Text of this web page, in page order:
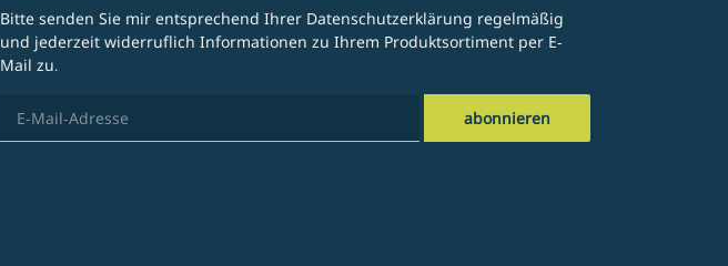
Bitte senden Sie mir entsprechend Ihrer Datenschutzerklärung regelmäßig
und jederzeit widerruflich Informationen zu Ihrem Produktsortiment per E-
Mail zu.
abonnieren